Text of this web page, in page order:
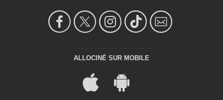
ALLOCINÉ SUR MOBILE